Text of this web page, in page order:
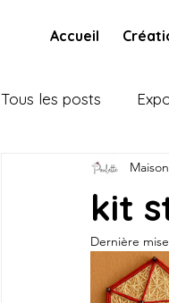
Accueil
Tous les posts
kit
Dernière